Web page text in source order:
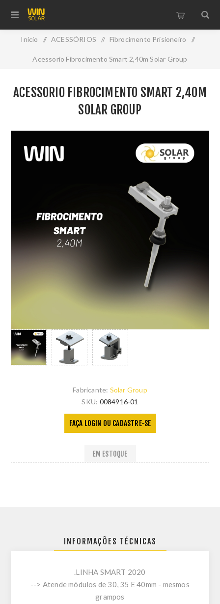
Início / ACESSÓRIOS / Fibrocimento Prisioneiro /
Acessorio Fibrocimento Smart 2,40m Solar Group
ACESSORIO FIBROCIMENTO SMART 2,40M
SOLAR GROUP
Fabricante: Solar Group
SKU: 0084916-01
FAÇA LOGIN OU CADASTRE-SE
EM ESTOQUE
INFORMAÇÕES TÉCNICAS
.LINHA SMART 2020
--> Atende módulos de 30, 35 E 40mm - mesmos
grampos